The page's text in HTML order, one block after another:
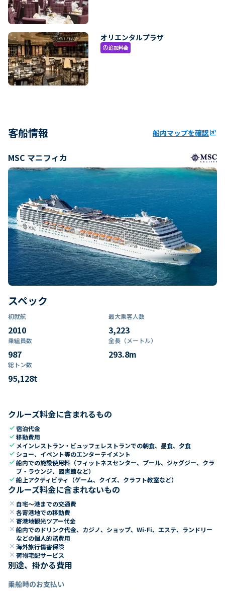
オリエンタルプラザ
paid追加料金
客船情報 船内マップを確認ungroup
MSC マニフィカ
スペック
初就航
2010
最大乗客人数
3,223
乗組員数​
987
全長（メートル）
293.8m
総トン数​
95,128t
クルーズ料金に含まれるもの
check宿泊代金
check移動費用
check メインレストラン・ビュッフェレストランでの朝食、昼食、夕食
check ショー、イベント等のエンターテイメント
check船内での施設使用料（フィットネスセンター、プール、ジャグジー、クラ
ブ・ラウンジ、図書館など）
check船上アクティビティ（ゲーム、クイズ、クラフト教室など）
クルーズ料金に含まれないもの
close 自宅～港までの交通費
close 各寄港地での移動費
close 寄港地観光ツアー代金
close 船内でのドリンク代金、カジノ、ショップ、Wi-Fi、エステ、ランドリー
などの個人的諸費用
close 海外旅行傷害保険
close 荷物宅配サービス
別途、掛かる費用
乗船時のお支払い